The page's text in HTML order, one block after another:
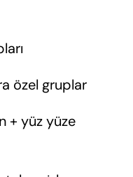
özel gruplar
+ yüz yüze